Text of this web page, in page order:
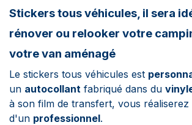
Stickers tous véhicules, il sera
rénover ou relooker votre
votre van aménagé
Le stickers tous véhicules est
un autocollant fabriqué dans du
à son film de transfert, vous réaliserez
d'un professionnel.